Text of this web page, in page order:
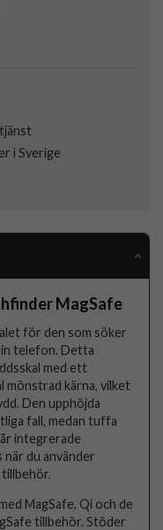
i Sverige
MagSafe
för den som söker
telefon. Detta
med ett
mönstrad kärna, vilket
Den upphöjda
fall, medan tuffa
integrerade
när du använder
MagSafe, Qi och de
tillbehör. Stöder